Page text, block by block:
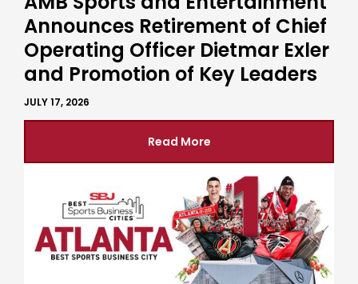
Announces Retirement of Chief
Operating Officer Dietmar Exler
and Promotion of Key Leaders
JULY 17, 2026
Read More